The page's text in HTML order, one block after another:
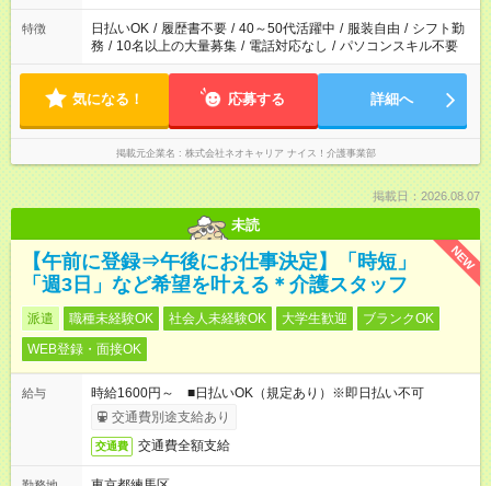
特徴 日払いOK / 履歴書不要 / 40～50代活躍中 / 服装自由 / シフト勤
務 / 10名以上の大量募集 / 電話対応なし / パソコンスキル不要
気になる！ 応募する 詳細へ
掲載元企業名 株式会社ネオキャリア ナイス！介護事業部
掲載日：2026.08.07
未読
NEW
【午前に登録⇒午後にお仕事決定】「時短」
「週3日」など希望を叶える＊介護スタッフ
派遣 職種未経験OK 社会人未経験OK 大学生歓迎
ブランクOK
WEB登録・面接OK
給与
時給1600円～ ■日払いOK（規定あり）※即日払い不可
交通費別途支給あり
交通費 交通費全額支給